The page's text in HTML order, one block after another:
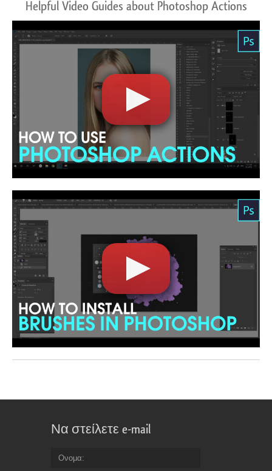
Helpful Video Guides about Photoshop Actions
Να στείλετε e-mail
Ονομα